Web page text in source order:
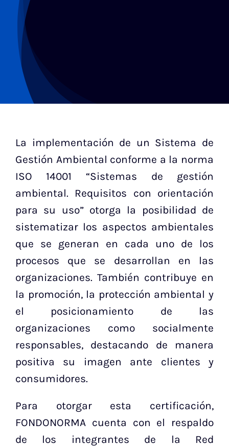
La implementación de un Sistema de
Gestión Ambiental conforme a la norma
ISO 14001 “Sistemas de gestión
ambiental. Requisitos con orientación
para su uso” otorga la posibilidad de
sistematizar los aspectos ambientales
que se generan en cada uno de los
procesos que se desarrollan en las
organizaciones. También contribuye en
la promoción, la protección ambiental y
el posicionamiento de las
organizaciones como socialmente
responsables, destacando de manera
positiva su imagen ante clientes y
consumidores.
Para otorgar esta certificación,
FONDONORMA cuenta con el respaldo
de los integrantes de la Red